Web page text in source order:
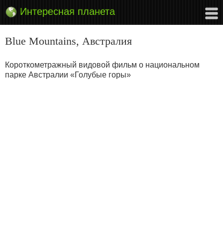
Интересная планета
Blue Mountains, Австралия
Короткометражный видовой фильм о национальном
парке Австралии «Голубые горы»